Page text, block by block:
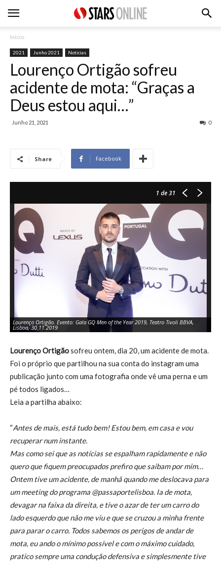
Inicio
2021 Junho 2021 Noticias
Lourenço Ortigão sofreu
acidente de mota: “Graças a
Deus estou aqui…”
Junho 21, 2021 0
Share Facebook
1 de 31
Lourenço Ortigão. Evento: Gala GQ Men of the Year 2019, Teatro Tivoli BBVA,
Lisboa, 30.11.2019
Lourenço Ortigãosofreu ontem, dia 20, um acidente de mota.
Foi o próprio que partilhou na sua conta do instagram uma
publicação junto com uma fotografia onde vê uma perna e um
pé todos ligados…
Leia a partilha abaixo:
“Antes de mais, está tudo bem! Estou bem, em casa e vou
recuperar num instante.
Mas como sei que as notícias se espalham rapidamente e não
quero que fiquem preocupados prefiro que saibam por mim…
Ontem tive um acidente, de manhã quando me deslocava para
um meeting do programa @passaportelisboa. Ia de mota,
devagar na faixa da direita, e tive o azar de ter um carro do
lado esquerdo que não me viu e que se cruzou a minha frente
para parar o carro. Todos sabemos os perigos de andar de
mota, eu ando o mínimo possível e com o máximo cuidado,
pratico sempre uma condução defensiva e simplesmente tive